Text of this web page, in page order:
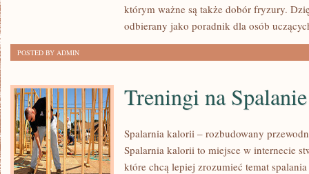
którym ważne są także dobór fryzury.
odbierany jako poradnik dla osób
POSTED BY ADMIN
Treningi na
Spalarnia kalorii – rozbudowany
Spalarnia kalorii to miejsce w internecie
które chcą lepiej zrozumieć temat